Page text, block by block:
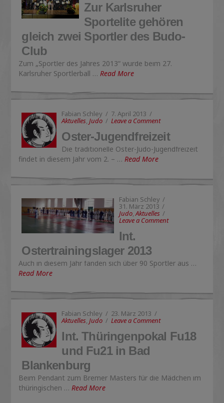
Zur Karlsruher
Sportelite gehören
gleich zwei Sportler des Budo-
Club
Zum „Sportler des Jahres 2013“ wurde beim 27.
Karlsruher Sportlerball …Read More
Fabian Schley 7. April 2013
Aktuelles,Judo Leave a Comment
Oster-Jugendfreizeit
Die traditionelle Oster-Judo-Jugendfreizeit
findet in diesem Jahr vom 2. – …Read More
Fabian Schley
31. März 2013
Judo,Aktuelles
Leave a Comment
Int.
Ostertrainingslager 2013
Auch in diesem Jahr fanden sich über 90 Sportler aus …
Read More
Fabian Schley 23. März 2013
Aktuelles,Judo Leave a Comment
Int. Thüringenpokal Fu18
und Fu21 in Bad
Blankenburg
Beim Pendant zum Bremer Masters für die Mädchen im
thüringischen …Read More